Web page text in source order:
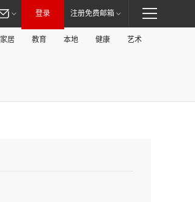
登录 注册免费邮箱
家居 教育 本地 健康 艺术